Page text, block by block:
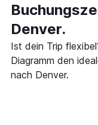
Denver.
Ist dein Trip
Diagramm den
nach Denver.